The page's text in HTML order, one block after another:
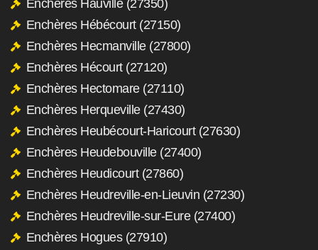
Enchères Hauville (27350)
Enchères Hébécourt (27150)
Enchères Hecmanville (27800)
Enchères Hécourt (27120)
Enchères Hectomare (27110)
Enchères Herqueville (27430)
Enchères Heubécourt-Haricourt (27630)
Enchères Heudebouville (27400)
Enchères Heudicourt (27860)
Enchères Heudreville-en-Lieuvin (27230)
Enchères Heudreville-sur-Eure (27400)
Enchères Hogues (27910)